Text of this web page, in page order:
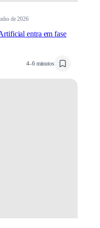
de 2026
entra em fase
4–6 minutos